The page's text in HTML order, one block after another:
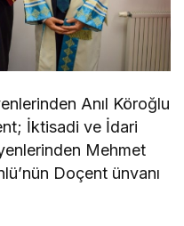
Anıl Köroğlu
İktisadi ve İdari
Mehmet
Doçent ünvanı